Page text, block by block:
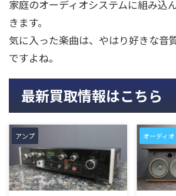
家庭のオーディオシステムに組み込
きます。
気に入った楽曲は、やはり好きな音
ですよね。
最新買取情報はこちら
アンプ オーディ